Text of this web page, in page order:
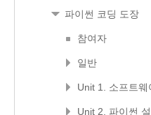
파이썬 코딩 도장
참여자
일반
Unit 1. 소프트웨
Unit 2. 파이썬